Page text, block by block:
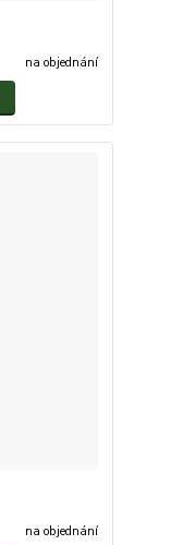
na objednání
na objednání